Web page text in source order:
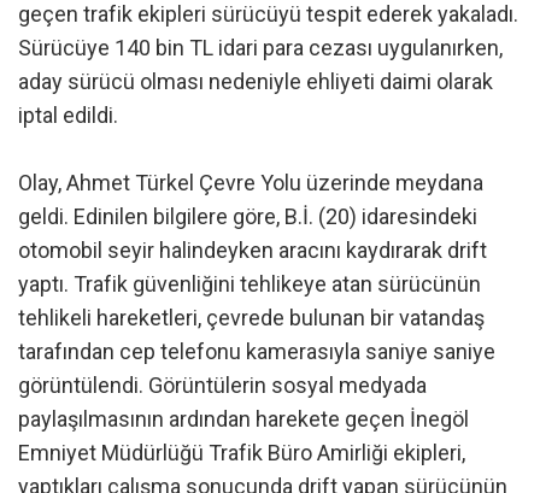
geçen trafik ekipleri sürücüyü tespit ederek yakaladı.
Sürücüye 140 bin TL idari para cezası uygulanırken,
aday sürücü olması nedeniyle ehliyeti daimi olarak
iptal edildi.
Olay, Ahmet Türkel Çevre Yolu üzerinde meydana
geldi. Edinilen bilgilere göre, B.İ. (20) idaresindeki
otomobil seyir halindeyken aracını kaydırarak drift
yaptı. Trafik güvenliğini tehlikeye atan sürücünün
tehlikeli hareketleri, çevrede bulunan bir vatandaş
tarafından cep telefonu kamerasıyla saniye saniye
görüntülendi. Görüntülerin sosyal medyada
paylaşılmasının ardından harekete geçen İnegöl
Emniyet Müdürlüğü Trafik Büro Amirliği ekipleri,
yaptıkları çalışma sonucunda drift yapan sürücünün